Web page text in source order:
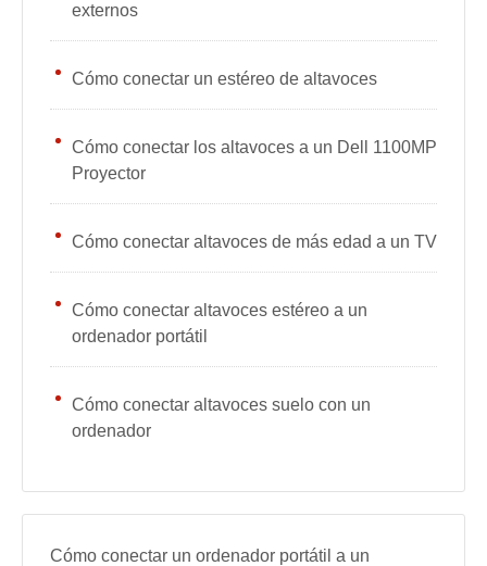
externos
Cómo conectar un estéreo de altavoces
Cómo conectar los altavoces a un Dell 1100MP
Proyector
Cómo conectar altavoces de más edad a un TV
Cómo conectar altavoces estéreo a un
ordenador portátil
Cómo conectar altavoces suelo con un
ordenador
Cómo conectar un ordenador portátil a un